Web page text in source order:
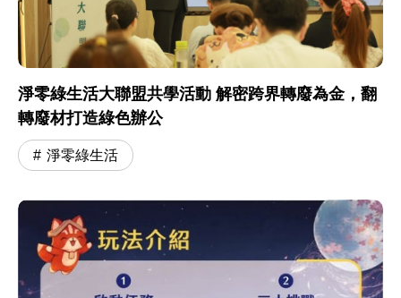
淨零綠生活大聯盟共學活動 解密跨界轉廢為金，翻
轉廢材打造綠色辦公
淨零綠生活